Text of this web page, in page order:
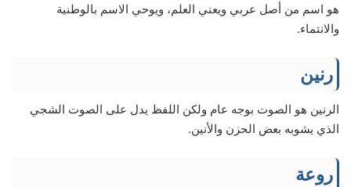
هو اسم من أصل عربي ويعني العلم، ويوحي الاسم بالوطنية
والانتماء.
رنين
الرنين هو الصوت بوجه عام ولكن اللفظ يدل على الصوت الشجي
الذي يشوبه بعض الحزن والأنين.
روعة